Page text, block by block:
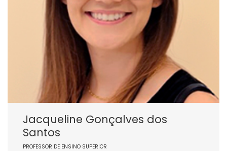
Jacqueline Gonçalves dos
Santos
PROFESSOR DE ENSINO SUPERIOR